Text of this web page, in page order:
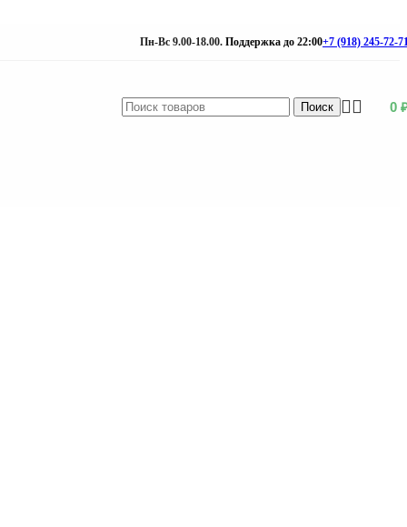
Пн-Вс 9.00-18.00. Поддержка до 22:00+7 (918) 245-72-
Поиск 0